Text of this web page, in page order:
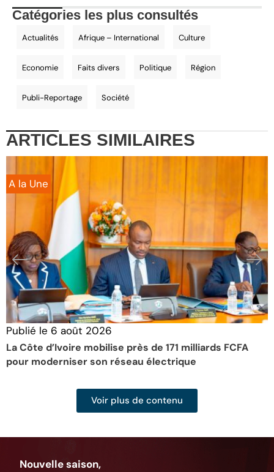
Catégories les plus consultés
Actualités Afrique – International Culture
Economie Faits divers Politique Région
Publi-Reportage Société
ARTICLES SIMILAIRES
A la Une
Publié le 6 août 2026
La Côte d’Ivoire mobilise près de 171 milliards FCFA
pour moderniser son réseau électrique
Voir plus de contenu
Nouvelle saison,